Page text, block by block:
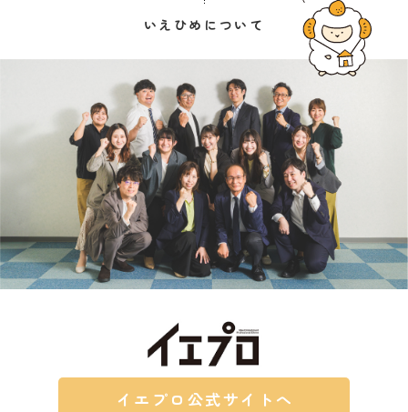
いえひめについて
イエプロ公式サイトへ